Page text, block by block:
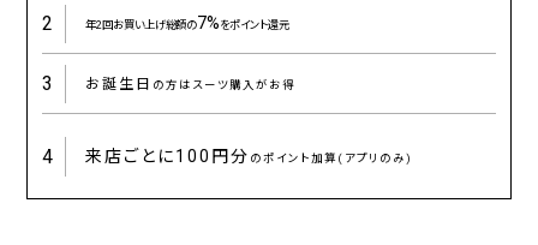
2 年2回お買い上げ総額の7%をポイント還元
3 お誕生日 の方はスーツ購入がお得
4 来店ごとに100円分 のポイント加算(アプリのみ)